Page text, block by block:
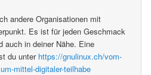
andere Organisationen mit
Es ist für jeden Geschmack
auch in deiner Nähe. Eine
du unter https://gnulinux.ch/vom-
mittel-digitaler-teilhabe